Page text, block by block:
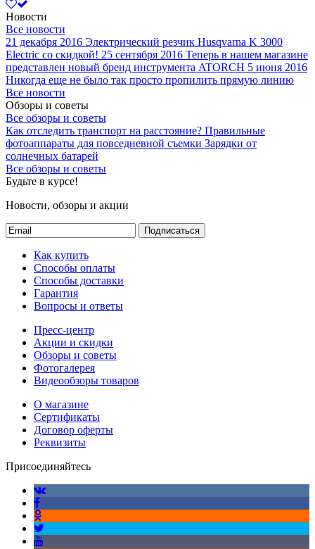
Новости
Все новости
21 декабря 2016 Электрический резчик Husqvarna K 3000
Electric со скидкой! 25 сентября 2016 Теперь в нашем магазине
представлен новый бренд инструмента ATORCH 5 июня 2016
Никогда еще не было так просто пропилить прямую линию
Все новости
Обзоры и советы
Все обзоры и советы
Как отследить транспорт на расстояние? Правильные
фотоаппараты для повседневной съемки Зарядки от
солнечных батарей
Все обзоры и советы
Будьте в курсе!
Новости, обзоры и акции
Подписаться
Как купить
Способы оплаты
Способы доставки
Гарантия
Вопросы и ответы
Пресс-центр
Акции и скидки
Обзоры и советы
Фотогалерея
Видеообзоры товаров
О магазине
Сертификаты
Договор оферты
Реквизиты
Присоединяйтесь